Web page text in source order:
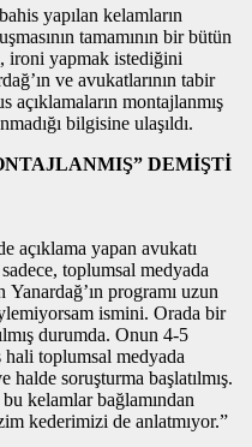
yapılan kelamların
tamamının bir bütün
ironi yapmak istediğini
ve avukatlarının tabir
açıklamaların montajlanmış
bilgisine ulaşıldı.
DEMİŞTİ
açıklama yapan avukatı
toplumsal medyada
programı uzun
ismini. Orada bir
durumda. Onun 4-5
hali toplumsal medyada
halde soruşturma başlatılmış.
kelamlar bağlamından
kederimizi de anlatmıyor.”